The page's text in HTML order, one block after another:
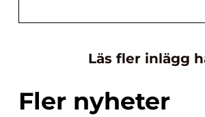
Läs fler inlägg
Fler nyheter